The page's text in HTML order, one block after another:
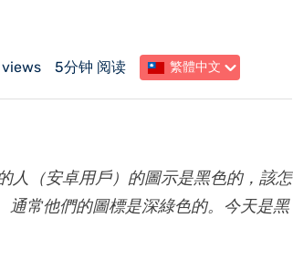
5分钟 阅读 繁體中文
人（安卓用戶）的圖示是黑色的，該怎
通常他們的圖標是深綠色的。今天是黑